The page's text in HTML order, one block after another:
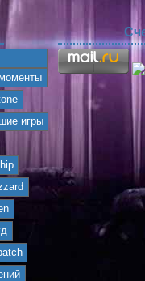
игры